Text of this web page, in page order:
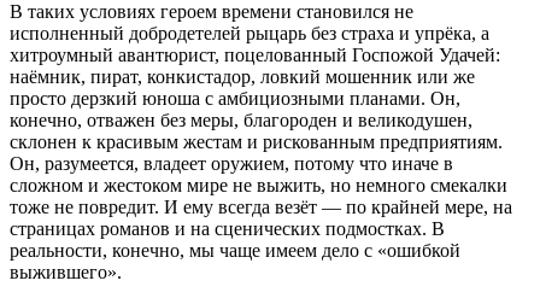
В таких условиях героем времени становился не
исполненный добродетелей рыцарь без страха и упрёка, а
хитроумный авантюрист, поцелованный Госпожой Удачей:
наёмник, пират, конкистадор, ловкий мошенник или же
просто дерзкий юноша с амбициозными планами. Он,
конечно, отважен без меры, благороден и великодушен,
склонен к красивым жестам и рискованным предприятиям.
Он, разумеется, владеет оружием, потому что иначе в
сложном и жестоком мире не выжить, но немного смекалки
тоже не повредит. И ему всегда везёт — по крайней мере, на
страницах романов и на сценических подмостках. В
реальности, конечно, мы чаще имеем дело с «ошибкой
выжившего».